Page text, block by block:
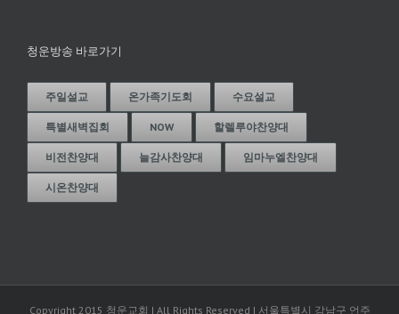
청운방송 바로가기
주일설교 온가족기도회 수요설교
특별새벽집회 NOW 할렐루야찬양대
비전찬양대 늘감사찬양대 임마누엘찬양대
시온찬양대
Copyright 2015 청운교회 | All Rights Reserved | 서울특별시 강남구 언주